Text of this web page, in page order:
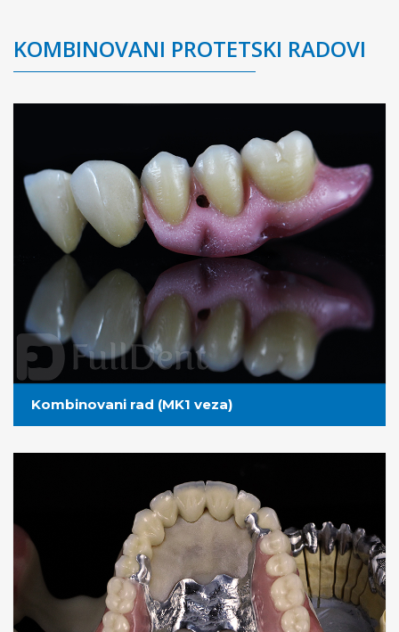
KOMBINOVANI PROTETSKI RADOVI
Kombinovani rad (MK1 veza)